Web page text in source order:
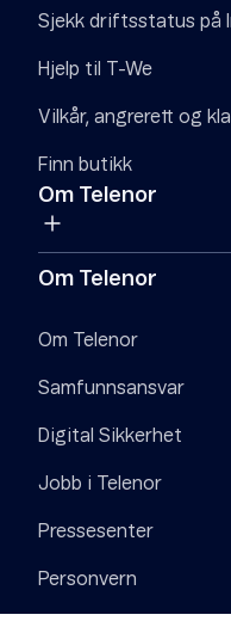
Sjekk driftsstatus på
Hjelp til T-We
Vilkår, angrerett og
Finn butikk
Om Telenor
Om Telenor
Om Telenor
Samfunnsansvar
Digital Sikkerhet
Jobb i Telenor
Pressesenter
Personvern